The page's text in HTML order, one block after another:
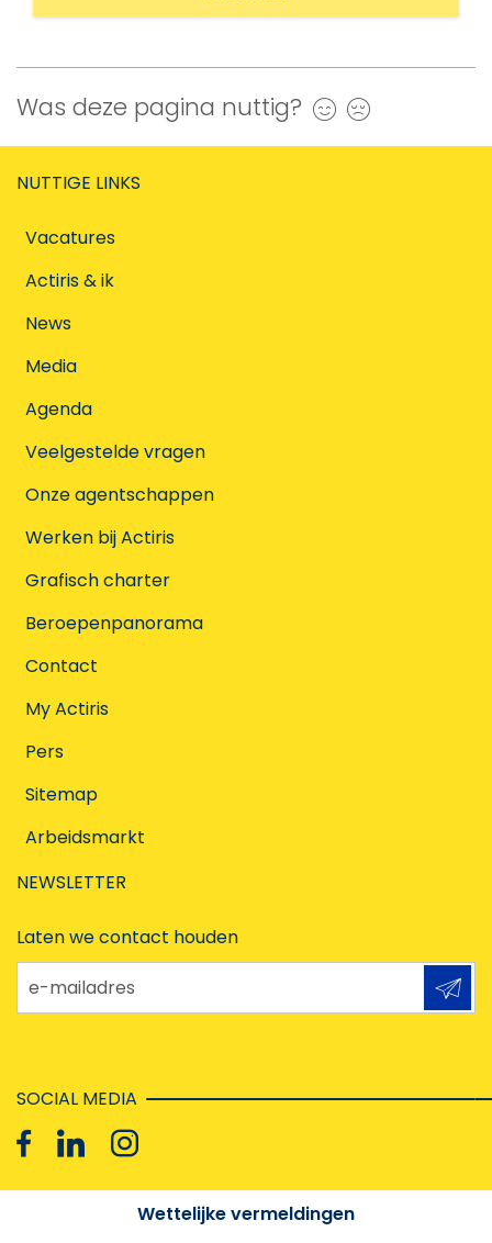
Was deze pagina nuttig? Ja
NUTTIGE LINKS
Vacatures
Actiris & ik
News
Media
Agenda
Veelgestelde vragen
Onze agentschappen
Werken bij Actiris
Grafisch charter
Beroepenpanorama
Contact
My Actiris
Pers
Sitemap
Arbeidsmarkt
NEWSLETTER
Laten we contact houden
e-mailadres
SOCIAL MEDIA
Wettelijke vermeldingen